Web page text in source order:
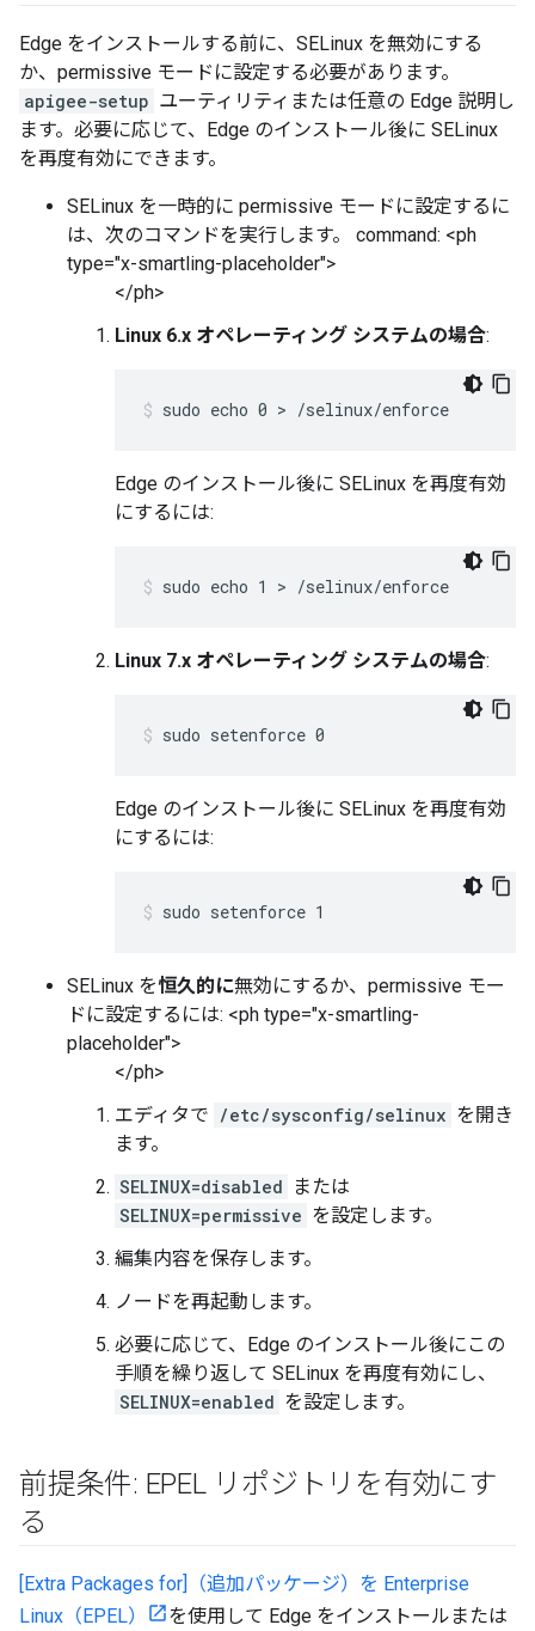
Edge をインストールする前に、SELinux を無効にする
か、permissive モードに設定する必要があります。
apigee-setup ユーティリティまたは任意の Edge 説明し
ます。必要に応じて、Edge のインストール後に SELinux
を再度有効にできます。
SELinux を一時的に permissive モードに設定するに
は、次のコマンドを実行します。 command: <ph
type="x-smartling-placeholder">
</ph>
Linux 6.x オペレーティング システムの場合:
sudo echo 0 > /selinux/enforce
Edge のインストール後に SELinux を再度有効
にするには:
sudo echo 1 > /selinux/enforce
Linux 7.x オペレーティング システムの場合:
sudo setenforce 0
Edge のインストール後に SELinux を再度有効
にするには:
sudo setenforce 1
SELinux を恒久的に無効にするか、permissive モー
ドに設定するには: <ph type="x-smartling-
placeholder">
</ph>
エディタで /etc/sysconfig/selinux を開き
ます。
SELINUX=disabled
または
SELINUX=permissive を設定します。
編集内容を保存します。
ノードを再起動します。
必要に応じて、Edge のインストール後にこの
手順を繰り返して SELinux を再度有効にし、
SELINUX=enabled を設定します。
前提条件: EPEL リポジトリを有効にす
る
[Extra Packages for]（追加パッケージ）を Enterprise
Linux（EPEL）
を使用して Edge をインストールまたは